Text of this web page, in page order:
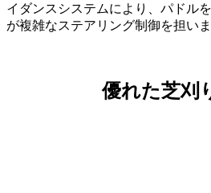
イダンスシステムにより、パドル
が複雑なステアリング制御を担いま
優れた芝刈